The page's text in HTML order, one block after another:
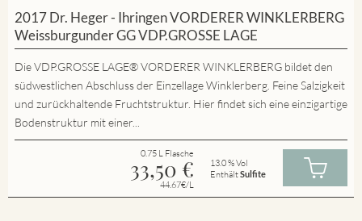
2017 Dr. Heger - Ihringen VORDERER WINKLERBERG
Weissburgunder GG VDP.GROSSE LAGE
Die VDP.GROSSE LAGE® VORDERER WINKLERBERG bildet den
südwestlichen Abschluss der Einzellage Winklerberg. Feine Salzigkeit
und zurückhaltende Fruchtstruktur. Hier findet sich eine einzigartige
Bodenstruktur mit einer...
0.75 L Flasche
33,50 €
44.67€/L
13.0 % Vol
EnthältSulfite